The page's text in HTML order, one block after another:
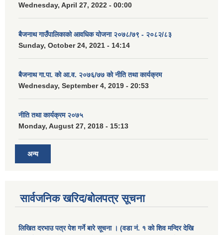
Wednesday, April 27, 2022 - 00:00
बैजनाथ गाउँपालिकाको आवधिक योजना २०७८/७९ - २०८२/८३
Sunday, October 24, 2021 - 14:14
बैजनाथ गा.पा. को आ.व. २०७६/७७ को नीति तथा कार्यक्रम
Wednesday, September 4, 2019 - 20:53
नीति तथा कार्यक्रम २०७५
Monday, August 27, 2018 - 15:13
अन्य
सार्वजनिक खरिद/बोलपत्र सूचना
लिखित दरभाउ पत्र पेश गर्ने बारे सूचना । (वडा नं. १ को शिव मन्दिर देखि